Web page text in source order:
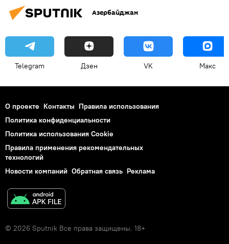
Азербайджан
Telegram Дзен VK Макс
О проекте Контакты Правила использования
Политика конфиденциальности
Политика использования Cookie
Правила применения рекомендательных
технологий
Новости компаний Обратная связь Реклама
© 2026 Sputnik Все права защищены. 18+